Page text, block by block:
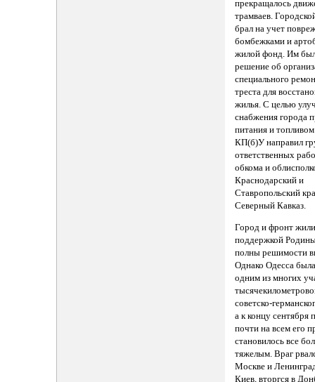
прекращалось
трамваев.
брал на учет
бомбежками и
жилой фонд. Им
решение об
специального
треста для
жилья. С целью
снабжения города
питания и
КП(б)У направил
ответственных
обкома и
Краснодарский и
Ставропольский
Северный Кавказ.
Город и фронт
поддержкой
полны решимости
Однако Одесса
одним из многих
советско-
а к концу сентября
почти на всем его
становилось все
тяжелым. Враг
Москве и
Киев, вторгся в